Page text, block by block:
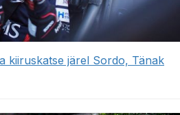
kiiruskatse järel Sordo, Tänak